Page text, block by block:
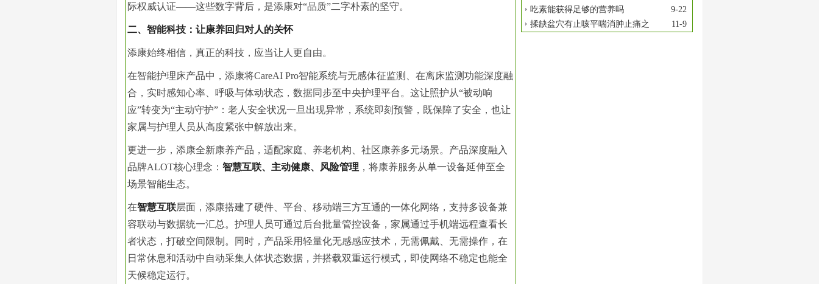
际权威认证——这些数字背后，是添康对“品质”二字朴素的坚守。
二、智能科技：让康养回归对人的关怀
添康始终相信，真正的科技，应当让人更自由。
在智能护理床产品中，添康将CareAI Pro智能系统与无感体征监测、在离床监测功能深度融
合，实时感知心率、呼吸与体动状态，数据同步至中央护理平台。这让照护从“被动响
应”转变为“主动守护”：老人安全状况一旦出现异常，系统即刻预警，既保障了安全，也让
家属与护理人员从高度紧张中解放出来。
更进一步，添康全新康养产品，适配家庭、养老机构、社区康养多元场景。产品深度融入
品牌ALOT核心理念： 智慧互联、主动健康、风险管理 ，将康养服务从单一设备延伸至全
场景智能生态。
在智慧互联层面，添康搭建了硬件、平台、移动端三方互通的一体化网络，支持多设备兼
容联动与数据统一汇总。护理人员可通过后台批量管控设备，家属通过手机端远程查看长
者状态，打破空间限制。同时，产品采用轻量化无感感应技术，无需佩戴、无需操作，在
日常休息和活动中自动采集人体状态数据，并搭载双重运行模式，即使网络不稳定也能全
天候稳定运行。
9-22
吃素能获得足够的营养吗
11-9
揉缺盆穴有止咳平喘消肿止痛之